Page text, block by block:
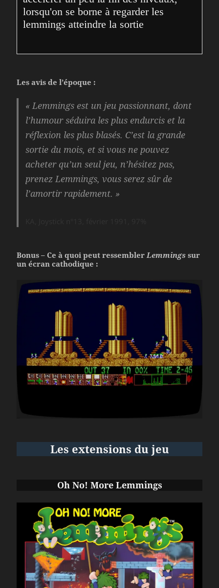
lorsqu'on se borne à regarder les
lemmings atteindre la sortie
Les avis de l’époque :
« Lemmings est un jeu passionnant, dont
l’humour séduira les plus endurcis et la
réflexion les plus blasés. C’est la grande
sortie du mois, et si vous ne pouvez
acheter qu’un seul jeu, n’hésitez pas,
prenez Lemmings, vous serez sûr de
l’amortir rapidement. »
Bonus – Ce à quoi peut ressembler Lemmings sur
un écran cathodique :
Les extensions du jeu
Oh No! More Lemmings